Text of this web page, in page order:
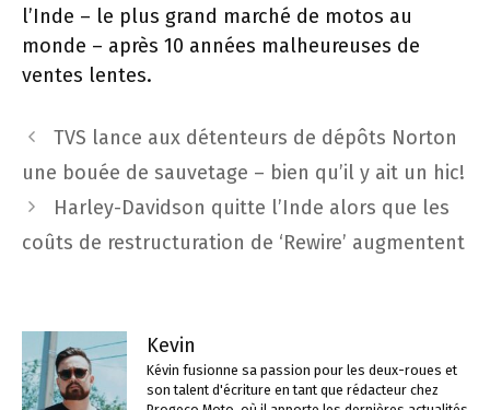
l’Inde – le plus grand marché de motos au
monde – après 10 années malheureuses de
ventes lentes.
Navigation
des
TVS lance aux détenteurs de dépôts Norton
une bouée de sauvetage – bien qu’il y ait un hic!
Harley-Davidson quitte l’Inde alors que les
coûts de restructuration de ‘Rewire’ augmentent
Kevin
Kévin fusionne sa passion pour les deux-roues et
son talent d'écriture en tant que rédacteur chez